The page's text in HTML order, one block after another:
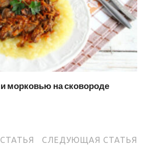
морковью на сковороде
СЛЕДУЮЩАЯ СТАТЬЯ